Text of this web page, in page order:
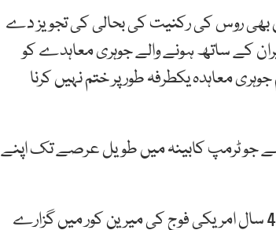
ٹرمپ دنیا کے بڑے صنعتی ممالک کی تنظیم جی-8 میں بھی روس کی رکنیت کی بحالی کی تجویز دے
کے ساتھ ہونے والے جوہری معاہدے کو
معاہدہ یکطرفہ طور پر ختم نہیں کرنا
ہے جو ٹرمپ کابینہ میں طویل عرصے تک اپنے
جم میٹس کی شناخت طویل فوجی کیریئر ہے۔ انہوں نے زندگی کے 44 سال امریکی فوج کی میرین کور میں گزارے